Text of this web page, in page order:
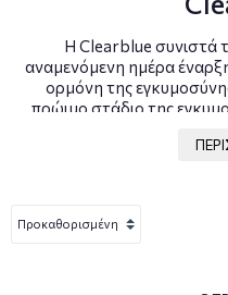
Η Clearblue συνιστά
αναμενόμενη ημέρα
ορμόνη της
πρώιμο στάδιο της
την αναμενόμενη
ημέρες νωρίτερα, το 88%